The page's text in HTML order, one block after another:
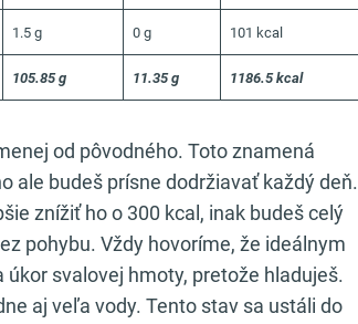
1.5 g 0 g 101 kcal
105.85 g 11.35 g 1186.5 kcal
od pôvodného. Toto znamená
ale budeš prísne dodržiavať každý deň.
znížiť ho o 300 kcal, inak budeš celý
pohybu. Vždy hovoríme, že ideálnym
svalovej hmoty, pretože hladuješ.
aj veľa vody. Tento stav sa ustáli do